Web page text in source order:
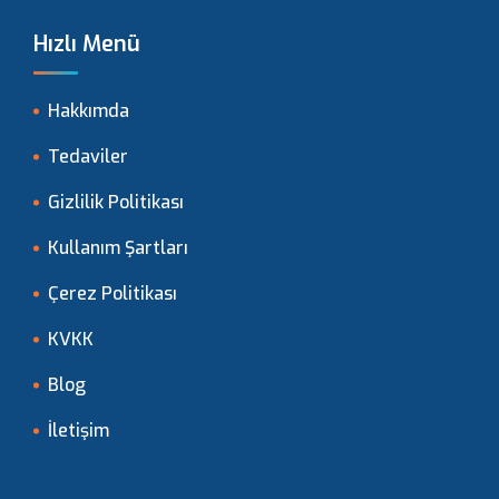
Hızlı Menü
Hakkımda
Tedaviler
Gizlilik Politikası
Kullanım Şartları
Çerez Politikası
KVKK
Blog
İletişim